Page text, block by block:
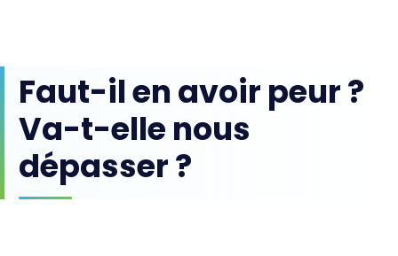
Faut-il en avoir peur ?
Va-t-elle nous
dépasser ?